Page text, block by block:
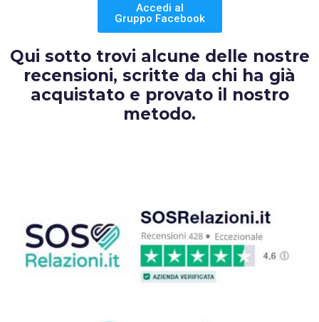
Accedi al
Gruppo Facebook
Qui sotto trovi alcune delle nostre
recensioni, scritte da chi ha già
acquistato e provato il nostro
metodo.